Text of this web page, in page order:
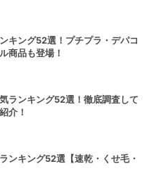
キング52選！プチプラ・デパコ
商品も登場！
ランキング52選！徹底調査して
介！
ンキング52選【速乾・くせ毛・